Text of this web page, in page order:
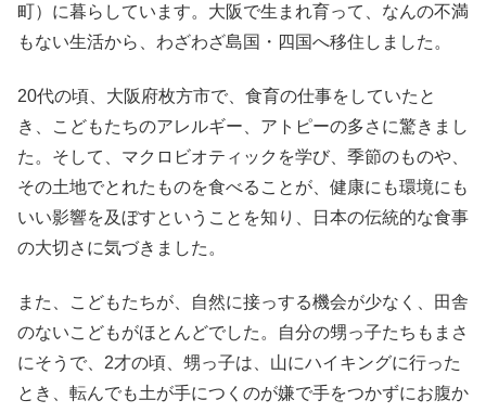
町）に暮らしています。大阪で生まれ育って、なんの不満
もない生活から、わざわざ島国・四国へ移住しました。
20代の頃、大阪府枚方市で、食育の仕事をしていたと
き、こどもたちのアレルギー、アトピーの多さに驚きまし
た。そして、マクロビオティックを学び、季節のものや、
その土地でとれたものを食べることが、健康にも環境にも
いい影響を及ぼすということを知り、日本の伝統的な食事
の大切さに気づきました。
また、こどもたちが、自然に接っする機会が少なく、田舎
のないこどもがほとんどでした。自分の甥っ子たちもまさ
にそうで、2才の頃、甥っ子は、山にハイキングに行った
とき、転んでも土が手につくのが嫌で手をつかずにお腹か